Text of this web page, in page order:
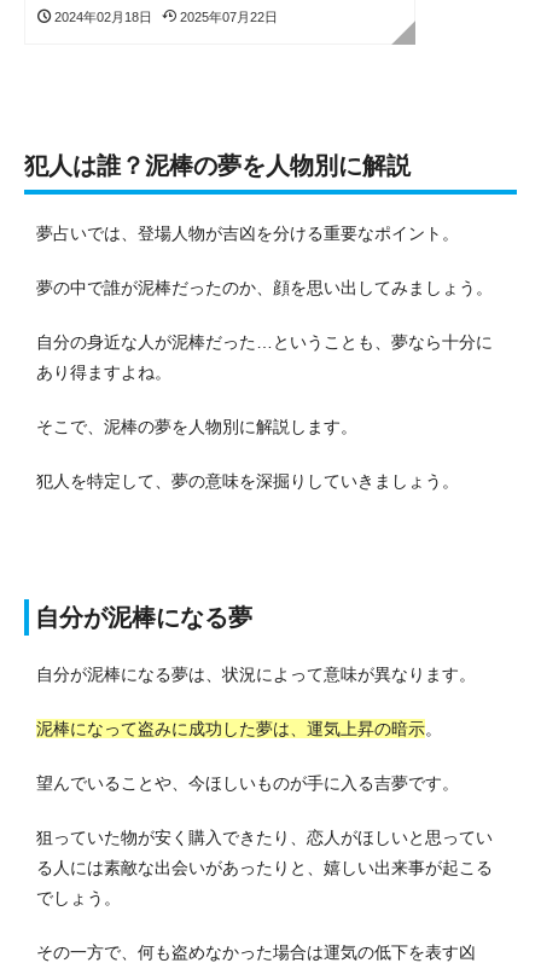
2024年02月18日 2025年07月22日
犯人は誰？泥棒の夢を人物別に解説
夢占いでは、登場人物が吉凶を分ける重要なポイント。
夢の中で誰が泥棒だったのか、顔を思い出してみましょう。
自分の身近な人が泥棒だった…ということも、夢なら十分に
あり得ますよね。
そこで、泥棒の夢を人物別に解説します。
犯人を特定して、夢の意味を深掘りしていきましょう。
自分が泥棒になる夢
自分が泥棒になる夢は、状況によって意味が異なります。
泥棒になって盗みに成功した夢は、運気上昇の暗示。
望んでいることや、今ほしいものが手に入る吉夢です。
狙っていた物が安く購入できたり、恋人がほしいと思ってい
る人には素敵な出会いがあったりと、嬉しい出来事が起こる
でしょう。
その一方で、何も盗めなかった場合は運気の低下を表す凶